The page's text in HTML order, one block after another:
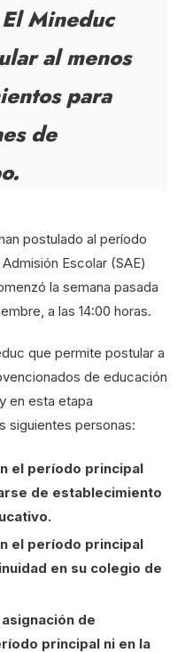
Mineduc
al menos
para
de
postulado al período
Escolar (SAE)
la semana pasada
a las 14:00 horas.
que permite postular a
de educación
en esta etapa
siguientes personas:
el período principal
de establecimiento
el período principal
en su colegio de
de
principal ni en la